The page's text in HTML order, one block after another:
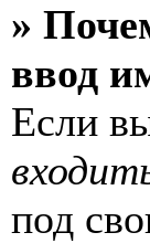
»
ввод
Если
под